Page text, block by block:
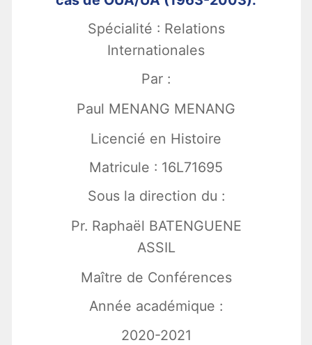
Spécialité : Relations
Internationales
Par :
Paul MENANG MENANG
Licencié en Histoire
Matricule : 16L71695
Sous la direction du :
Pr. Raphaël BATENGUENE
ASSIL
Maître de Conférences
Année académique :
2020-2021